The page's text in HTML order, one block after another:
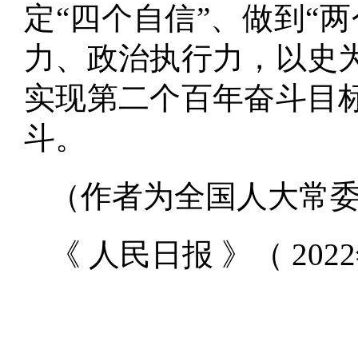
定“四个自信”、做到“
力、政治执行力，以史
实现第二个百年奋斗目
斗。
（作者为全国人大常
《 人民日报 》（